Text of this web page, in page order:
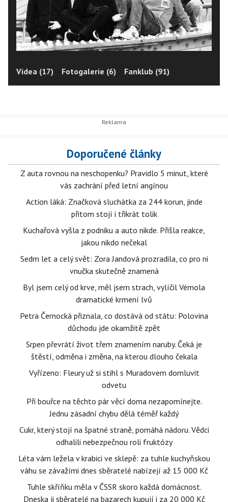
Videa (17) Fotogalerie (6) Fanklub (91)
Doporučené články
Z auta rovnou na neschopenku? Pravidlo 5 minut, které
vás zachrání před letní angínou
Action láká: Značková sluchátka za 244 korun, jinde
přitom stojí i třikrát tolik
Kuchařová vyšla z podniku a auto nikde. Přišla reakce,
jakou nikdo nečekal
Sedm let a celý svět: Zora Jandová prozradila, co pro ni
vnučka skutečně znamená
Byl jsem celý od krve, měl jsem strach, vylíčil Vémola
dramatické krmení lvů
Petra Černocká přiznala, co dostává od státu: Polovina
důchodu jde okamžitě zpět
Srpen převrátí život třem znamením naruby. Čeká je
štěstí, odměna i změna, na kterou dlouho čekala
Vyřízeno: Fleury už si stihl s Muradovem domluvit
odvetu
Při bouřce na těchto pár věcí doma nezapomínejte.
Jednu zásadní chybu dělá téměř každý
Cukr, který stojí na špatné straně, pomáhá nádoru. Vědci
odhalili nebezpečnou roli fruktózy
Léta vám ležela v krabici ve sklepě: za tuhle kuchyňskou
váhu se závažími dnes sběratelé nabízejí až 15 000 Kč
Tuhle skříňku měla v ČSSR skoro každá domácnost.
Dneska ji sběratelé na bazarech kupují i za 20 000 Kč